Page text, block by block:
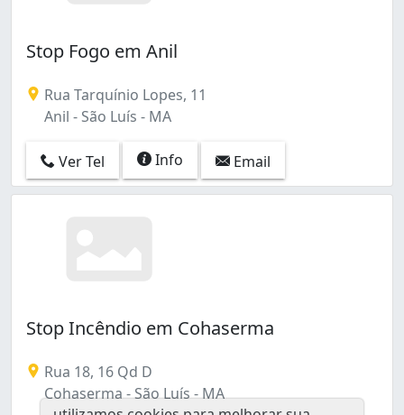
Stop Fogo em Anil
Rua Tarquínio Lopes, 11
Anil - São Luís - MA
Ver Tel Info Email
Stop Incêndio em Cohaserma
Rua 18, 16 Qd D
Cohaserma - São Luís - MA